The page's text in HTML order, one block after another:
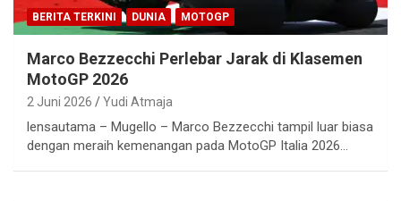
BERITA TERKINI DUNIA MOTOGP
Marco Bezzecchi Perlebar Jarak di Klasemen
MotoGP 2026
2 Juni 2026 Yudi Atmaja
lensautama – Mugello – Marco Bezzecchi tampil luar biasa
dengan meraih kemenangan pada MotoGP Italia 2026…